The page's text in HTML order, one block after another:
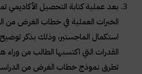
بعد عملية كتابة التحصيل الأكاديمي
الخبرات العملية في خطاب الغرض من
استكمال الماجستير، وذلك بذكر
القدرات التي اكتسبها الطالب من
تطرق نموذج خطاب الغرض من